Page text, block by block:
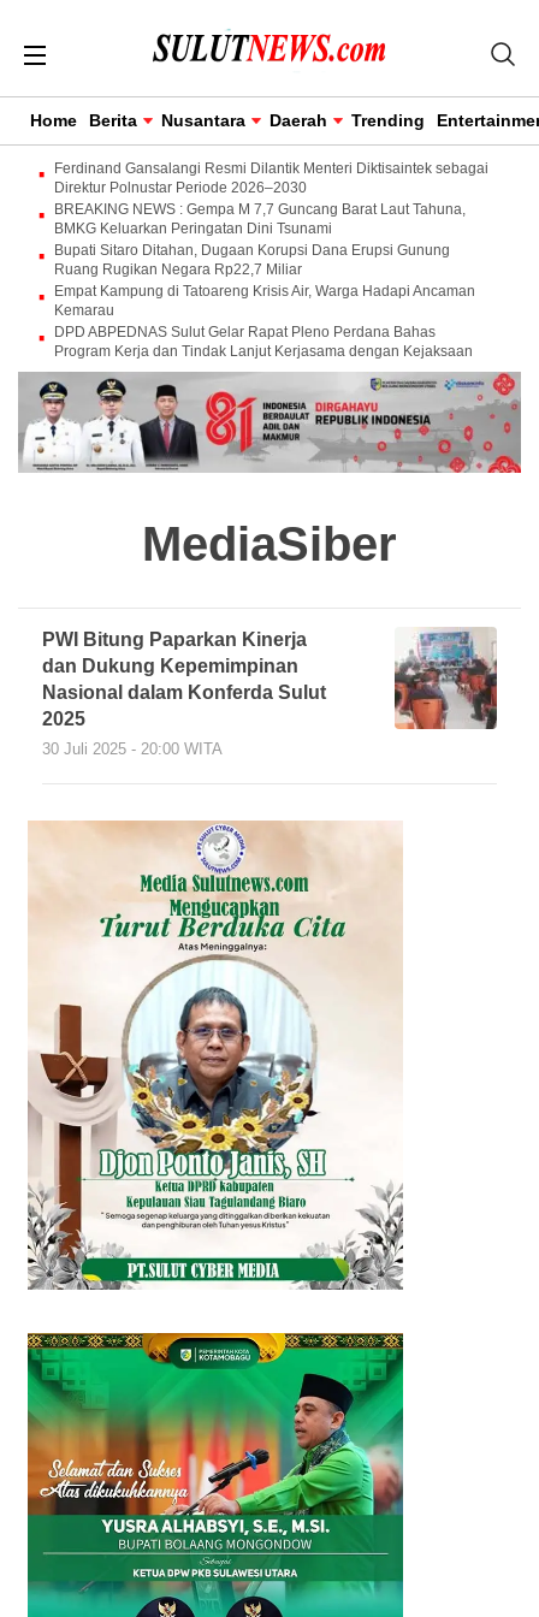
Home Berita Nusantara Daerah Trending
Ferdinand Gansalangi Resmi Dilantik Menteri Diktisaintek sebagai
Direktur Polnustar Periode 2026–2030
BREAKING NEWS : Gempa M 7,7 Guncang Barat Laut Tahuna,
BMKG Keluarkan Peringatan Dini Tsunami
Bupati Sitaro Ditahan, Dugaan Korupsi Dana Erupsi Gunung
Ruang Rugikan Negara Rp22,7 Miliar
Empat Kampung di Tatoareng Krisis Air, Warga Hadapi Ancaman
Kemarau
DPD ABPEDNAS Sulut Gelar Rapat Pleno Perdana Bahas
Program Kerja dan Tindak Lanjut Kerjasama dengan Kejaksaan
MediaSiber
PWI Bitung Paparkan Kinerja
dan Dukung Kepemimpinan
Nasional dalam Konferda Sulut
2025
30 Juli 2025 - 20:00 WITA